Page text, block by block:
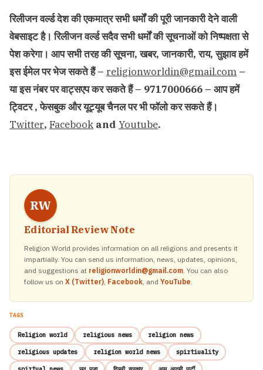
रिलीजन वर्ल्ड देश की एकमात्र सभी धर्मों की पूरी जानकारी देने वाली
वेबसाइट है। रिलीजन वर्ल्ड सदैव सभी धर्मों की सूचनाओं को निष्पक्षता से
पेश करेगा। आप सभी तरह की सूचना, खबर, जानकारी, राय, सुझाव हमें
इस ईमेल पर भेज सकते हैं – religionworldin@gmail.com –
या इस नंबर पर वाट्सएप कर सकते हैं – 9717000666 – आप हमें
ट्विटर , फेसबुक और यूट्यूब चैनल पर भी फॉलो कर सकते हैं।
Twitter, Facebook and Youtube.
RW
Editorial Review Note
Religion World provides information on all religions and presents it
impartially. You can send us information, news, updates, opinions,
and suggestions at religionworldin@gmail.com. You can also
follow us on X (Twitter), Facebook, and YouTube.
TAGS
Religion world religious news religion news
religious updates religion world news spirtiuality